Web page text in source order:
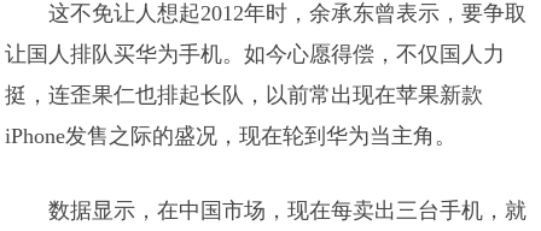
这不免让人想起2012年时，余承东曾表示，要争取
让国人排队买华为手机。如今心愿得偿，不仅国人力
挺，连歪果仁也排起长队，以前常出现在苹果新款
iPhone发售之际的盛况，现在轮到华为当主角。
数据显示，在中国市场，现在每卖出三台手机，就